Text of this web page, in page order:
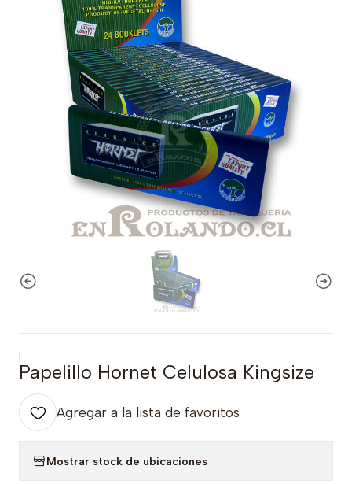
|
Papelillo Hornet Celulosa Kingsize
Agregar a la lista de favoritos
Mostrar stock de ubicaciones